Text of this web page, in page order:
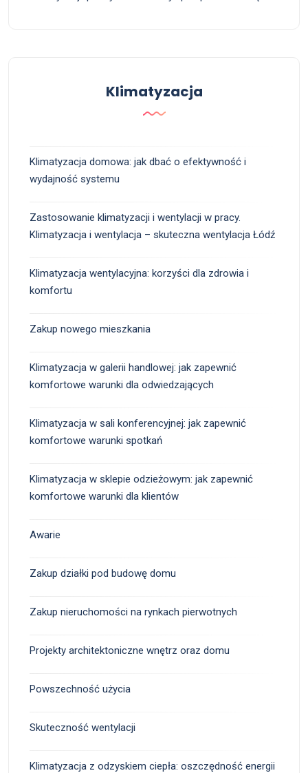
Klimatyzacja
Klimatyzacja domowa: jak dbać o efektywność i
wydajność systemu
Zastosowanie klimatyzacji i wentylacji w pracy.
Klimatyzacja i wentylacja – skuteczna wentylacja Łódź
Klimatyzacja wentylacyjna: korzyści dla zdrowia i
komfortu
Zakup nowego mieszkania
Klimatyzacja w galerii handlowej: jak zapewnić
komfortowe warunki dla odwiedzających
Klimatyzacja w sali konferencyjnej: jak zapewnić
komfortowe warunki spotkań
Klimatyzacja w sklepie odzieżowym: jak zapewnić
komfortowe warunki dla klientów
Awarie
Zakup działki pod budowę domu
Zakup nieruchomości na rynkach pierwotnych
Projekty architektoniczne wnętrz oraz domu
Powszechność użycia
Skuteczność wentylacji
Klimatyzacja z odzyskiem ciepła: oszczędność energii